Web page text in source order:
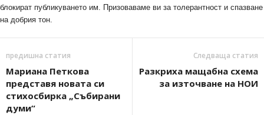
блокират публикуването им. Призоваваме ви за толерантност и спазване
на добрия тон.
предишна статия
Мариана Петкова
представя новата си
стихосбирка „Събирани
думи“
Следваща статия
Разкриха мащабна схема
за източване на НОИ